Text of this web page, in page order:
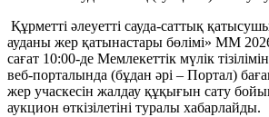
Құрметті әлеуетті сауда-саттық
ауданы жер қатынастары бөлімі» ММ
сағат 10:00-де Мемлекеттік мүлік
веб-порталында (бұдан әрі – Портал)
жер учаскесін жалдау құқығын сату
аукцион өткізілетіні туралы хабарлайды.